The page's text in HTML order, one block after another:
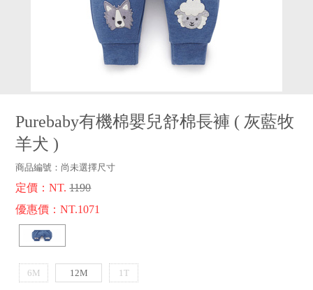
客服專區
Purebaby有機棉嬰兒舒棉長褲 ( 灰藍牧
羊犬 )
商品編號： 尚未選擇尺寸
定價：NT.1190
優惠價：NT.1071
6M 12M 1T